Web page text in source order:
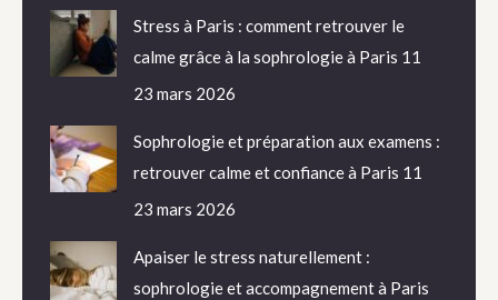
Stress à Paris : comment retrouver le
calme grâce à la sophrologie à Paris 11
23 mars 2026
Sophrologie et préparation aux examens :
retrouver calme et confiance à Paris 11
23 mars 2026
Apaiser le stress naturellement :
sophrologie et accompagnement à Paris